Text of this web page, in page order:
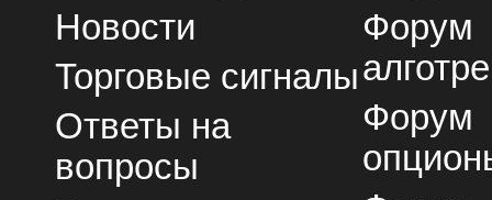
Новости
Торговые сигналы
Ответы на
вопросы
Форум
Форум